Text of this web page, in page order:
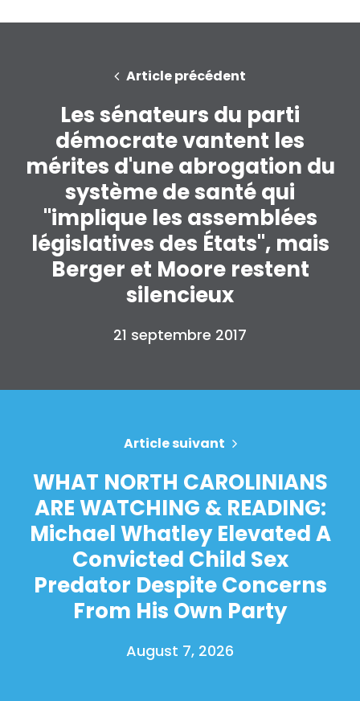
Article précédent
Les sénateurs du parti
démocrate vantent les
mérites d'une abrogation du
système de santé qui
"implique les assemblées
législatives des États", mais
Berger et Moore restent
silencieux
21 septembre 2017
Article suivant
WHAT NORTH CAROLINIANS
ARE WATCHING & READING:
Michael Whatley Elevated A
Convicted Child Sex
Predator Despite Concerns
From His Own Party
August 7, 2026